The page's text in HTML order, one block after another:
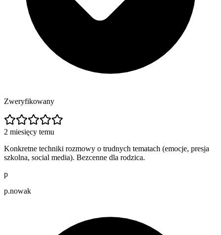
Zweryfikowany
2 miesięcy temu
Konkretne techniki rozmowy o trudnych tematach (emocje, presja
szkolna, social media). Bezcenne dla rodzica.
p
p.nowak